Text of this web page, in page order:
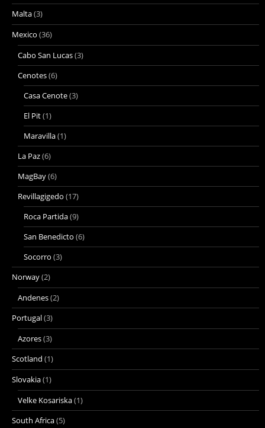
Malta(3)
Mexico (36)
Cabo San Lucas(3)
Cenotes(6)
Casa Cenote(3)
El Pit(1)
Maravilla(1)
La Paz(6)
MagBay(6)
Revillagigedo (17)
Roca Partida(9)
San Benedicto (6)
Socorro (3)
Norway(2)
Andenes(2)
Portugal(3)
Azores(3)
Scotland (1)
Slovakia(1)
Velke Kosariska(1)
South Africa(5)